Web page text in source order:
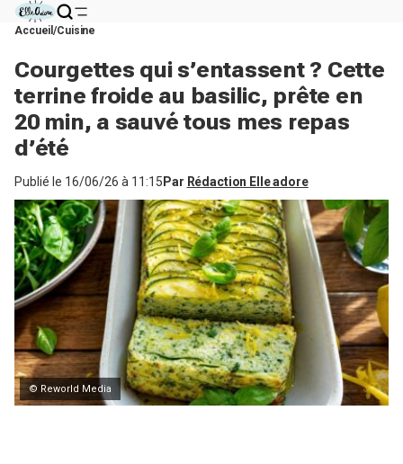
Accueil Cuisine
Courgettes qui s’entassent ? Cette
terrine froide au basilic, prête en
20 min, a sauvé tous mes repas
d’été
Publié le 16/06/26 à 11:15 Par Rédaction Elle adore
© Reworld Media